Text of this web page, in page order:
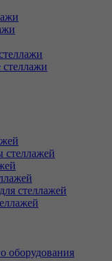
стеллажей
стеллажей
оборудования